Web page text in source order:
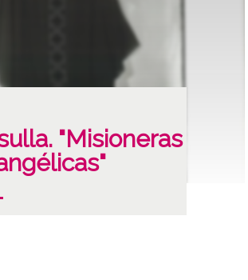
"Misioneras